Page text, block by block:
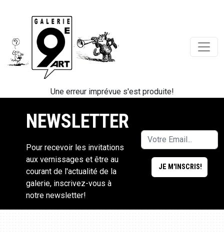
Une erreur imprévue s'est produite!
NEWSLETTER
Pour recevoir les invitations
aux vernissages et être au
courant de l'actualité de la
galerie, inscrivez-vous à
notre newsletter!